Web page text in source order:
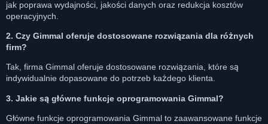
jak poprawa wydajności, jakości danych oraz redukcja kosztów
operacyjnych.
2. Czy Gimmal oferuje dostosowane rozwiązania dla różnych
firm?
Tak, firma Gimmal oferuje dostosowane rozwiązania, które są
indywidualnie dopasowane do potrzeb każdego klienta.
3. Jakie są główne funkcje oprogramowania Gimmal?
Główne funkcje oprogramowania Gimmal to zaawansowane funkcje